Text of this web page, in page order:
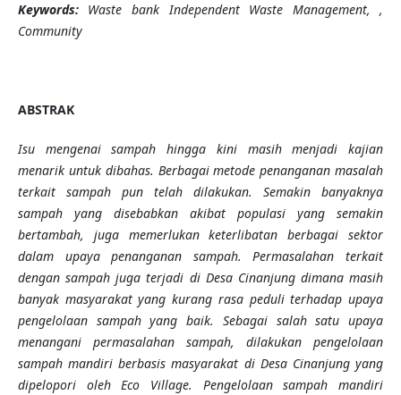
Keywords: Waste bank Independent Waste Management, ,
Community
ABSTRAK
Isu mengenai sampah hingga kini masih menjadi kajian
menarik untuk dibahas. Berbagai metode penanganan masalah
terkait sampah pun telah dilakukan. Semakin banyaknya
sampah yang disebabkan akibat populasi yang semakin
bertambah, juga memerlukanketerlibatan berbagai sektor
dalamupayapenanganan sampah. Permasalahanterkait
dengan sampah juga terjadi di Desa Cinanjung dimana masih
banyak masyarakat yang kurang rasa peduli terhadap upaya
pengelolaan sampah yang baik. Sebagai salah satu upaya
menangani permasalahan sampah, dilakukan pengelolaan
sampah mandiri berbasis masyarakat di Desa Cinanjung yang
dipelopori oleh Eco Village.
Pengelolaan sampah mandiri